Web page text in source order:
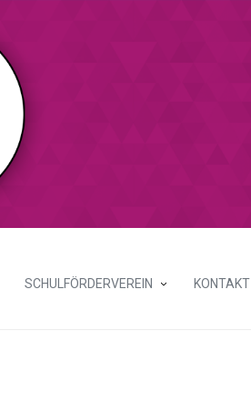
SCHULFÖRDERVEREIN KONTAKT